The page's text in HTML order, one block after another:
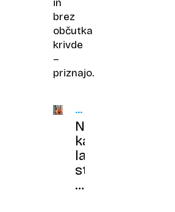
in
brez
občutka
krivde
–
priznajo.
VEZ
MED
OTROKOM
IN
STARŠEM
Največ,
kar
lahko
starši
storijo,